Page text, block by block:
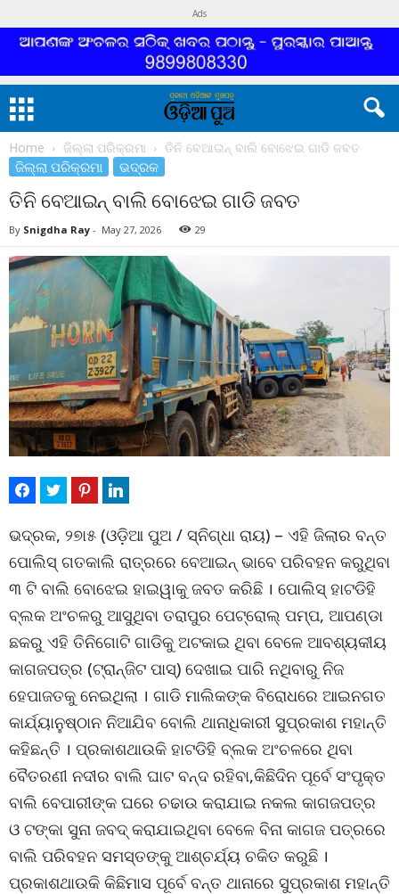
Ads
Home ଜିଲ୍ଲା ପରିକ୍ରମା ତିନି ବେଆଇନ୍ ବାଲି ବୋଝେଇ ଗାଡି ଜବତ
ଜିଲ୍ଲା ପରିକ୍ରମା ଭଦ୍ରକ
ତିନି ବେଆଇନ୍ ବାଲି ବୋଝେଇ ଗାଡି ଜବତ
By Snigdha Ray - May 27, 2026 29
ଭଦ୍ରକ, ୨୭ା୫ (ଓଡ଼ିଆ ପୁଅ / ସ୍ନିଗ୍ଧା ରାୟ) – ଏହି ଜିଲାର ବନ୍ତ
ପୋଲିସ୍ ଗତକାଲି ରାତ୍ରରେ ବେଆଇନ୍ ଭାବେ ପରିବହନ କରୁଥିବା
୩ ଟି ବାଲି ବୋଝେଇ ହାଇୱାକୁ ଜବତ କରିଛି । ପୋଲିସ୍ ହାଟଡିହି
ବ୍ଲକ ଅଂଚଳରୁ ଆସୁଥିବା ତରାପୁର ପେଟ୍ରୋଲ୍ ପମ୍ପ, ଆପଣ୍ଡା
ଛକରୁ ଏହି ତିନିଗୋଟି ଗାଡିକୁ ଅଟକାଇ ଥିବା ବେଳେ ଆବଶ୍ୟକୀୟ
କାଗଜପତ୍ର (ଟ୍ରାନ୍‌ଜିଟ ପାସ୍‌) ଦେଖାଇ ପାରି ନଥିବାରୁ ନିଜ
ହେପାଜତକୁ ନେଇଥିଲା । ଗାଡି ମାଲିକଙ୍କ ବିରୋଧରେ ଆଇନଗତ
କାର୍ଯ୍ୟାନୁଷ୍ଠାନ ନିଆଯିବ ବୋଲି ଥାନାଧିକାରୀ ସୁପ୍ରକାଶ ମହାନ୍ତି
କହିଛନ୍ତି । ପ୍ରକାଶଥାଉକି ହାଟଡିହି ବ୍ଲକ ଅଂଚଳରେ ଥିବା
ବୈତରଣୀ ନଦୀର ବାଲି ଘାଟ ବନ୍ଦ ରହିବା,କିଛିଦିନ ପୂର୍ବେ ସଂପୃକ୍ତ
ବାଲି ବେପାରୀଙ୍କ ଘରେ ଚଢାଉ କରାଯାଇ ନକଲ କାଗଜପତ୍ର
ଓ ଟଙ୍କା ସୁନା ଜବଦ୍ କରାଯାଇଥିବା ବେଳେ ବିନା କାଗଜ ପତ୍ରରେ
ବାଲି ପରିବହନ ସମସ୍ତଙ୍କୁ ଆଶ୍ଚର୍ଯ୍ୟ ଚକିତ କରୁଛି ।
ପ୍ରକାଶଥାଉକି କିଛିମାସ ପୂର୍ବେ ବନ୍ତ ଥାନାରେ ସୁପ୍ରକାଶ ମହାନ୍ତି